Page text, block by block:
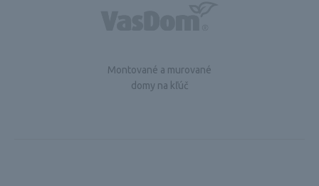
Montované a murované
domy na kľúč